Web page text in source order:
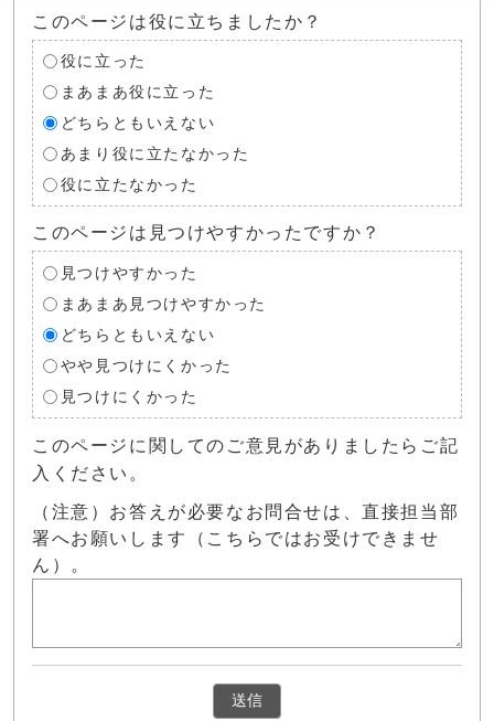
このページは役に立ちましたか？
役に立った
まあまあ役に立った
どちらともいえない
あまり役に立たなかった
役に立たなかった
このページは見つけやすかったですか？
見つけやすかった
まあまあ見つけやすかった
どちらともいえない
やや見つけにくかった
見つけにくかった
このページに関してのご意見がありましたらご記
入ください。
（注意）お答えが必要なお問合せは、直接担当部
署へお願いします（こちらではお受けできませ
ん）。